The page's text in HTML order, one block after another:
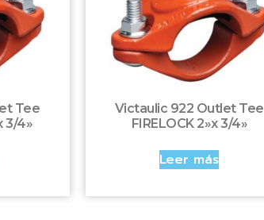
Tee
3/4»
Victaulic 922 Outlet Tee
FIRELOCK 2»x 3/4»
Leer más